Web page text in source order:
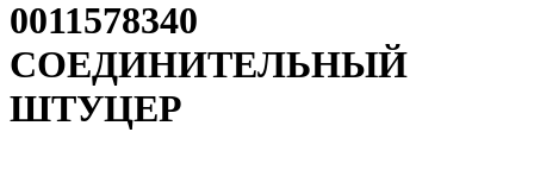
0011578340
СОЕДИНИТЕЛЬНЫЙ
ШТУЦЕР